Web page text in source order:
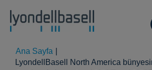
Ana Sayfa
LyondellBasell North America